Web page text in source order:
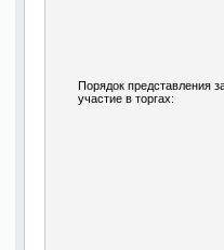
Порядок представления
участие в торгах: